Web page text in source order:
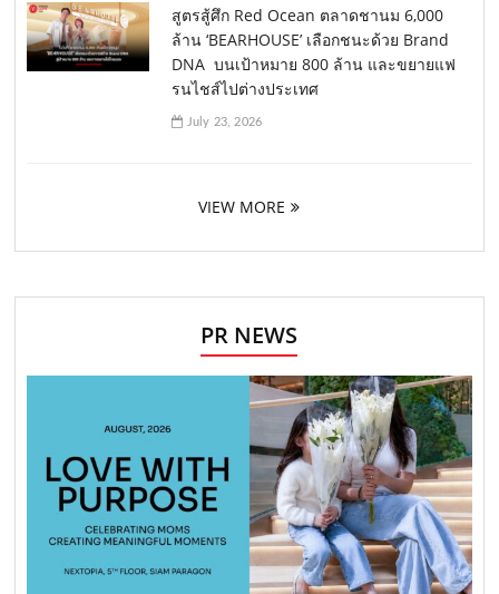
สูตรสู้ศึก Red Ocean ตลาดชานม 6,000
ล้าน ‘BEARHOUSE’ เลือกชนะด้วย Brand
DNA บนเป้าหมาย 800 ล้าน และขยายแฟ
รนไชส์ไปต่างประเทศ
July 23, 2026
VIEW MORE
PR NEWS